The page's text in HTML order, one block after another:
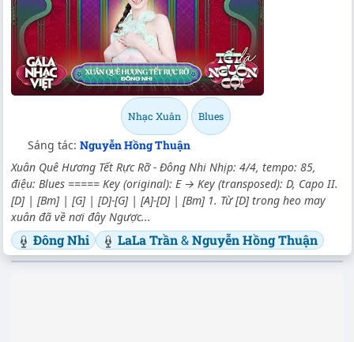
Nhạc Xuân Blues
Sáng tác: Nguyễn Hồng Thuận
Xuân Quê Hương Tết Rực Rỡ - Đông Nhi Nhịp: 4/4, tempo: 85,
điệu: Blues ===== Key (original): E → Key (transposed): D, Capo II.
[D] | [Bm] | [G] | [D]-[G] | [A]-[D] | [Bm] 1. Từ [D] trong heo may
xuân đã về nơi đây Ngược...
Đông Nhi LaLa Trần&Nguyễn Hồng Thuận